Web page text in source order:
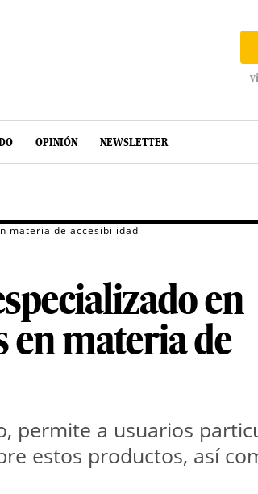
OPINIÓN NEWSLETTER
materia de accesibilidad
en
en materia de
permite a usuarios
estos productos, así